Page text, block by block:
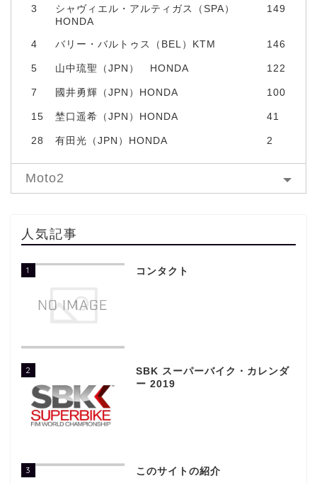
3
シャヴィエル・アルティガス（SPA）
HONDA
149
4 バリー・バルトゥス（BEL）KTM 146
5 山中琉聖（JPN） HONDA 122
7 國井勇輝（JPN）HONDA 100
15 埜口遥希（JPN）HONDA 41
28 有田光（JPN）HONDA 2
Moto2
人気記事
1 コンタクト
2
SBK スーパーバイク・カレンダ
ー 2019
3 このサイトの紹介